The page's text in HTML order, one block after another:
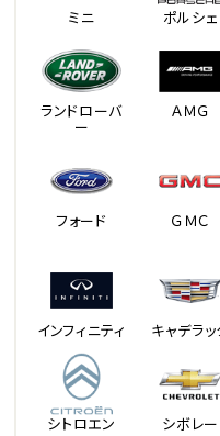
ミニ ポルシェ
ランドローバ
ー
ＡＭＧ
フォード ＧＭＣ
インフィニティ キャデラッ
シトロエン シボレー